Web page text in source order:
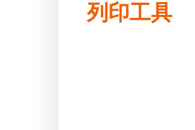
列印工具